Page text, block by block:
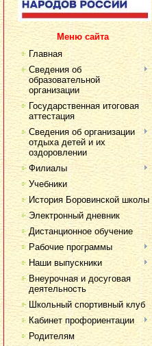
Меню сайта
Главная
Сведения об
образовательной
организации
Государственная итоговая
аттестация
Сведения об организации
отдыха детей и их
оздоровлении
Филиалы
Учебники
История Боровинской школы
Электронный дневник
Дистанционное обучение
Рабочие программы
Наши выпускники
Внеурочная и досуговая
деятельность
Школьный спортивный клуб
Кабинет профориентации
Родителям